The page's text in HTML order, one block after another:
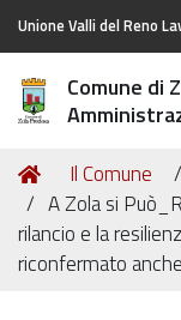
Unione Valli del Reno
Comune di
Tu
sei
qui:
Home
Il Comune
A Zola si
rilancio e la
riconfermato